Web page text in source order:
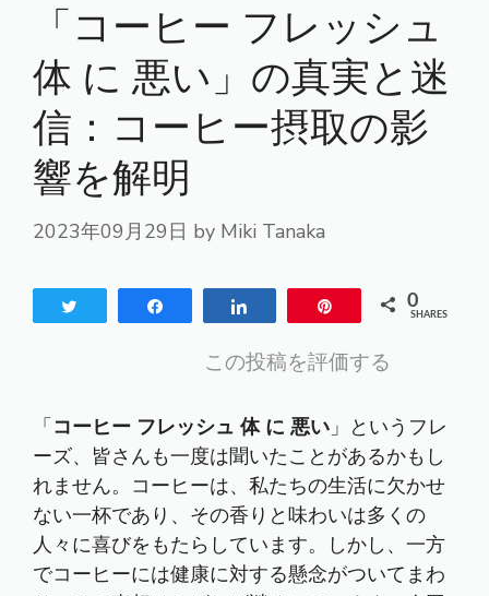
「コーヒー フレッシュ
体 に 悪い」の真実と迷
信：コーヒー摂取の影
響を解明
2023年09月29日 by Miki Tanaka
0
SHARES
この投稿を評価する
「コーヒー フレッシュ 体 に 悪い 」というフレ
ーズ、皆さんも一度は聞いたことがあるかもし
れません。コーヒーは、私たちの生活に欠かせ
ない一杯であり、その香りと味わいは多くの
人々に喜びをもたらしています。しかし、一方
でコーヒーには健康に対する懸念がついてまわ